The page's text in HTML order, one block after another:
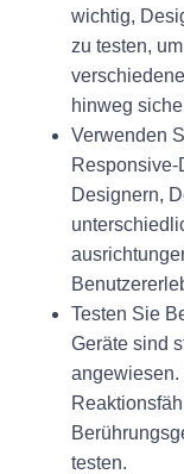
wichtig,
zu testen,
hinweg
Verwenden
Designern,
Testen Sie
Geräte sind
angewiesen.
testen.